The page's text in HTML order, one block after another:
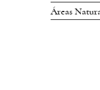
Áreas